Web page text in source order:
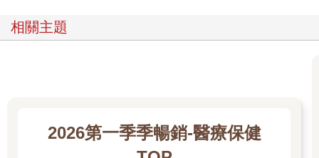
相關主題
2026第一季季暢銷-醫療保健